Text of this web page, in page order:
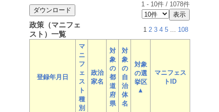
1 - 10件 / 1078件
政策（マニフェ
スト）一覧
1 2 3 4 5 ... 108
登録年月日
マ
ニ
フ
ェ
ス
ト
種
別
政治
家名
対
象
の
都
道
府
県
対
象
の
自
治
体
名
対象
の選
挙区
▲
マニフェス
トID